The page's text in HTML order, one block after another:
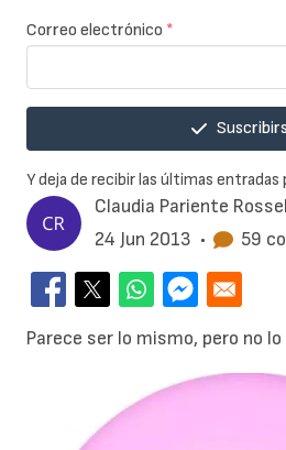
Claudia Pariente
24 Jun 2013 • 59
Parece ser lo mismo, pero no lo
Correo electrónico *
Y deja de recibir las últimas entradas